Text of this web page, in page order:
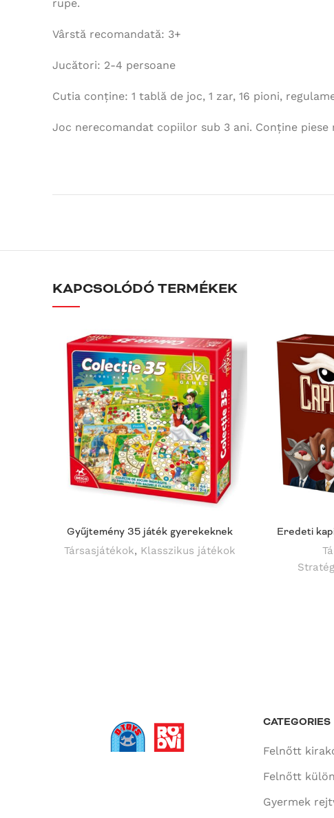
rupe.
Vârstă recomandată: 3+
Jucători: 2-4 persoane
Cutia conține: 1 tablă de joc, 1 zar, 16 pioni,
Joc nerecomandat copiilor sub 3 ani. Conține
KAPCSOLÓDÓ TERMÉKEK
Gyűjtemény 35 játék gyerekeknek
Társasjátékok, Klasszikus játékok
Eredeti
CATEGORIES
Felnőtt
Felnőtt
Gyermek